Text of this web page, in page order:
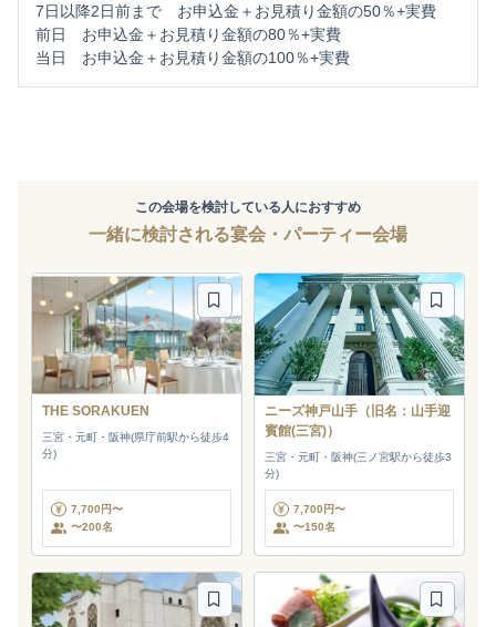
7日以降2日前まで お申込金＋お見積り金額の50％+実費
前日 お申込金＋お見積り金額の80％+実費
当日 お申込金＋お見積り金額の100％+実費
この会場を検討している人におすすめ
一緒に検討される宴会・パーティー会場
THE SORAKUEN
三宮・元町・阪神(県庁前駅から徒歩4
分)
7,700円〜
〜200名
ニーズ神戸山手（旧名：山手迎
賓館(三宮)）
三宮・元町・阪神(三ノ宮駅から徒歩3
分)
7,700円〜
〜150名